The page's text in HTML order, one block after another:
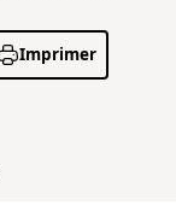
Imprimer